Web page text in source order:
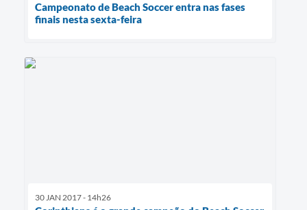
Campeonato de Beach Soccer entra nas fases
finais nesta sexta-feira
30 JAN 2017 - 14h26